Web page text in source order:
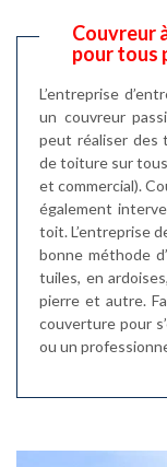
Couvreur
pour tous
L’entreprise
un couvreur
peut réaliser des
de toiture sur
et commercial).
également
toit. L’entreprise
bonne méthode
tuiles, en
pierre et autre.
couverture pour
ou un